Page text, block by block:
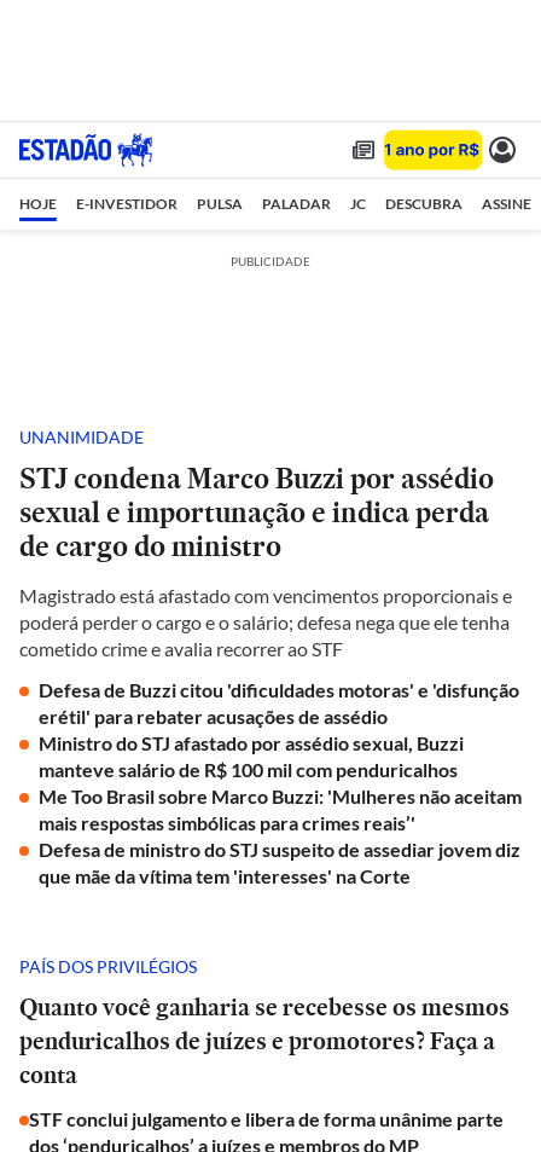
HOJE E-INVESTIDOR PULSA PALADAR JC DESCUBRA ASSINE
PUBLICIDADE
UNANIMIDADE
STJ condena Marco Buzzi por assédio
sexual e importunação e indica perda
de cargo do ministro
Magistrado está afastado com vencimentos proporcionais e
poderá perder o cargo e o salário; defesa nega que ele tenha
cometido crime e avalia recorrer ao STF
Defesa de Buzzi citou 'dificuldades motoras' e 'disfunção
erétil' para rebater acusações de assédio
Ministro do STJ afastado por assédio sexual, Buzzi
manteve salário de R$ 100 mil com penduricalhos
Me Too Brasil sobre Marco Buzzi: 'Mulheres não aceitam
mais respostas simbólicas para crimes reais’'
Defesa de ministro do STJ suspeito de assediar jovem diz
que mãe da vítima tem 'interesses' na Corte
PAÍS DOS PRIVILÉGIOS
Quanto você ganharia se recebesse os mesmos
penduricalhos de juízes e promotores? Faça a
conta
STF conclui julgamento e libera de forma unânime parte
dos ‘penduricalhos’ a juízes e membros do MP